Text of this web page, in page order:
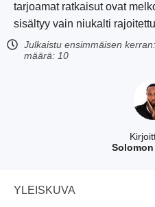
tarjoamat ratkaisut ovat
sisältyy vain niukalti
Julkaistu ensimmäisen kerran:
määrä: 10
YLEISKUVA